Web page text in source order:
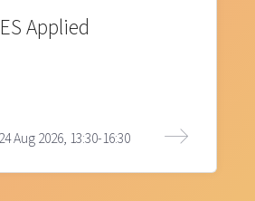
Applied
24 Aug 2026, 13:30-16:30